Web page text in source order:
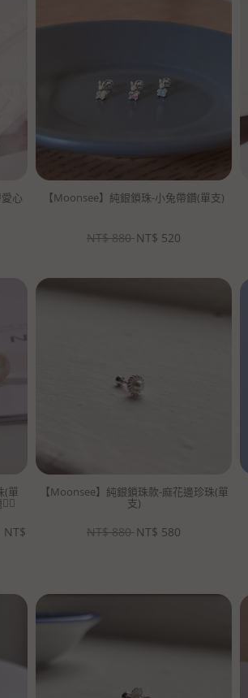
心 【Moonsee】純銀鎖珠-小兔帶鑽(單支)
NT$ 880 NT$ 520
(單
NT$
【Moonsee】純銀鎖珠款-麻花邊珍珠(單
支)
NT$ 880 NT$ 580